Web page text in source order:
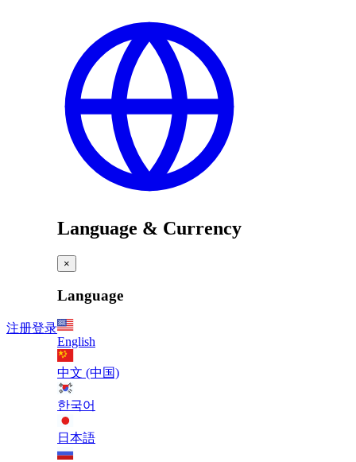
注册登录
Language & Currency
×
Language
English
中文 (中国)
한국어
日本語